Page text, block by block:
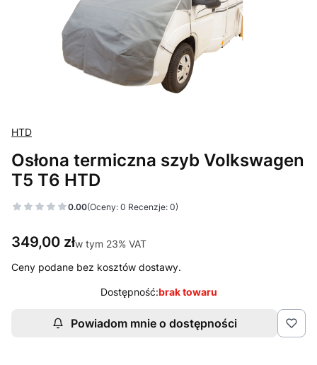
HTD
Osłona termiczna szyb Volkswagen
T5 T6 HTD
0.00(Oceny: 0 Recenzje: 0)
Cena
349,00 złw tym 23% VAT
w tym 23% VAT
Ceny podane bez kosztów dostawy.
Dostępność:brak towaru
Powiadom mnie o dostępności